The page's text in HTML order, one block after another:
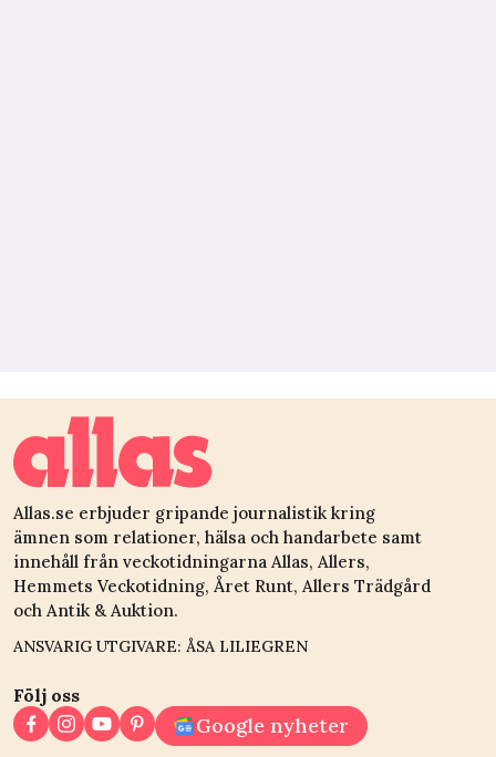
Allas.se erbjuder gripande journalistik kring
ämnen som relationer, hälsa och handarbete samt
innehåll från veckotidningarna Allas, Allers,
Hemmets Veckotidning, Året Runt, Allers Trädgård
och Antik & Auktion.
ANSVARIG UTGIVARE: ÅSA LILIEGREN
Följ oss
Google nyheter